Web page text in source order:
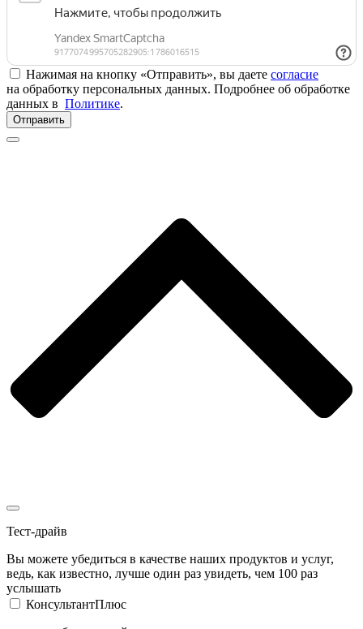
Нажимая на кнопку «Отправить», вы даете согласие
на обработку персональных данных. Подробнее об обработке
данных в Политике.
Отправить
Тест-драйв
Вы можете убедиться в качестве наших продуктов и услуг,
ведь, как известно, лучше один раз увидеть, чем 100 раз
услышать
КонсультантПлюс